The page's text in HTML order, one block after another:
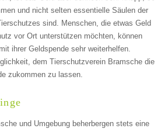
und nicht selten essentielle Säulen der
sind. Menschen, die etwas Geld
vor Ort unterstützen möchten, können
ihrer Geldspende sehr weiterhelfen.
dem Tierschutzverein Bramsche die
zukommen zu lassen.
und Umgebung beherbergen stets eine